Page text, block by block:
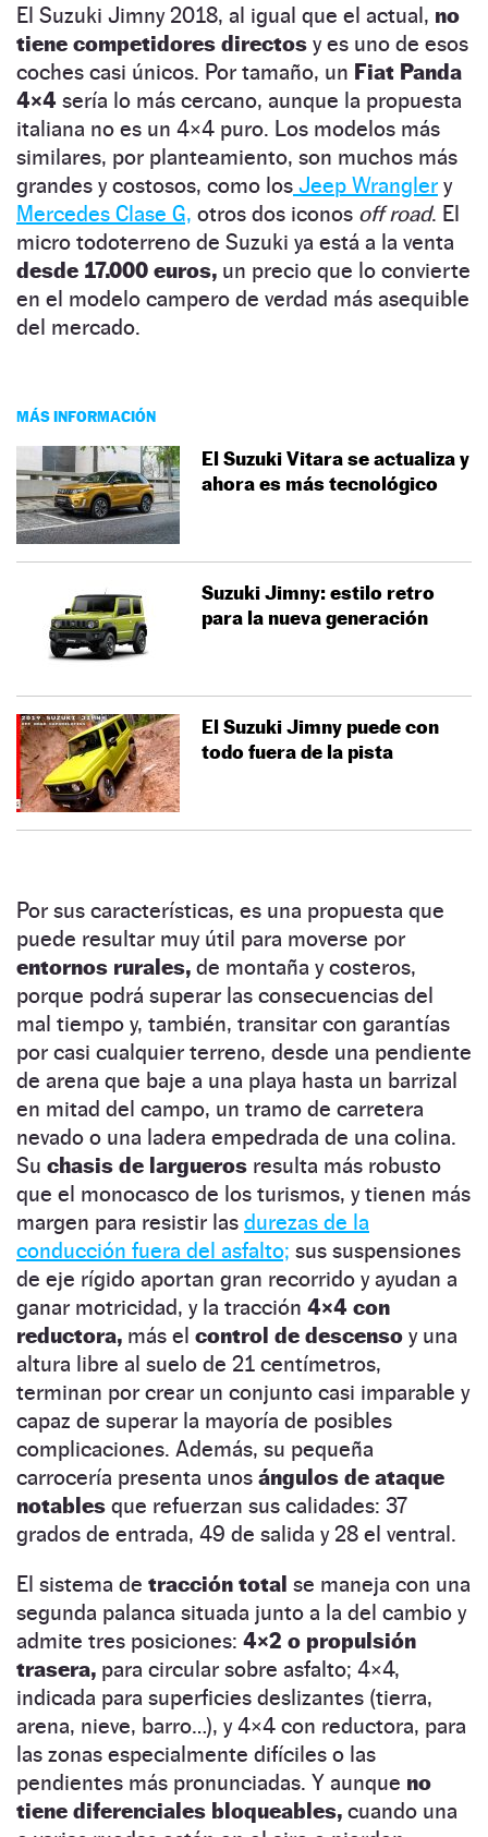
El Suzuki Jimny 2018, al igual que el actual, no
tiene competidores directos y es uno de esos
coches casi únicos. Por tamaño, un Fiat Panda
4×4 sería lo más cercano, aunque la propuesta
italiana no es un 4×4 puro. Los modelos más
similares, por planteamiento, son muchos más
grandes y costosos, como los Jeep Wrangler y
Mercedes Clase G, otros dos iconos off road. El
micro todoterreno de Suzuki ya está a la venta
desde 17.000 euros, un precio que lo convierte
en el modelo campero de verdad más asequible
del mercado.
MÁS INFORMACIÓN
El Suzuki Vitara se actualiza y
ahora es más tecnológico
Suzuki Jimny: estilo retro
para la nueva generación
El Suzuki Jimny puede con
todo fuera de la pista
Por sus características, es una propuesta que
puede resultar muy útil para moverse por
entornos rurales, de montaña y costeros,
porque podrá superar las consecuencias del
mal tiempo y, también, transitar con garantías
por casi cualquier terreno, desde una pendiente
de arena que baje a una playa hasta un barrizal
en mitad del campo, un tramo de carretera
nevado o una ladera empedrada de una colina.
Su chasis de largueros resulta más robusto
que el monocasco de los turismos, y tienen más
margen para resistir las durezas de la
conducción fuera del asfalto; sus suspensiones
de eje rígido aportan gran recorrido y ayudan a
ganar motricidad, y la tracción 4×4 con
reductora, más el control de descenso y una
altura libre al suelo de 21 centímetros,
terminan por crear un conjunto casi imparable y
capaz de superar la mayoría de posibles
complicaciones. Además, su pequeña
carrocería presenta unos ángulos de ataque
notables que refuerzan sus calidades: 37
grados de entrada, 49 de salida y 28 el ventral.
El sistema de tracción total se maneja con una
segunda palanca situada junto a la del cambio y
admite tres posiciones: 4×2 o propulsión
trasera, para circular sobre asfalto; 4×4,
indicada para superficies deslizantes (tierra,
arena, nieve, barro…), y 4×4 con reductora, para
las zonas especialmente difíciles o las
pendientes más pronunciadas. Y aunque no
tiene diferenciales bloqueables, cuando una